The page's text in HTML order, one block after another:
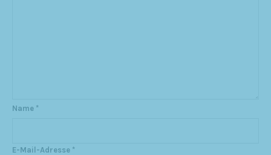
Name *
E-Mail-Adresse *